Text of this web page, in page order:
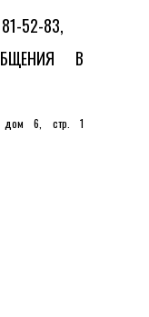
52-83,
В
дом 6, стр. 1